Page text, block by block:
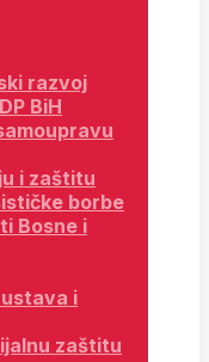
razvoj
BiH
i zaštitu
borbe
Bosne i
i
zaštitu